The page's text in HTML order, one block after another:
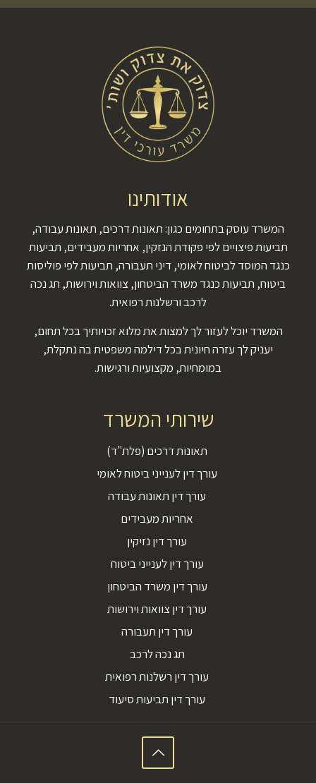
אודותינו
המשרד עוסק בתחומים כגון: תאונות דרכים, תאונות עבודה,
תביעות פיצויים לפי פקודת הנזקין, אחריות מעבידים, תביעות
כנגד המוסד לביטוח לאומי, דיני תעבורה, תביעות לפי פוליסות
ביטוח, תביעות כנגד משרד הביטחון, צוואות וירושות, תג נכה
לרכב ורשלנות רפואית.
המשרד יוכל לעזור לך למצות את מלוא זכויותיך בכל תחום,
יעניק לך עזרה חיונית בכל דילמה משפטית בה נתקלת,
במומחיות, מקצועיות ורגישות.
שירותי המשרד
תאונות דרכים (פלת"ד)
עורך דין לענייני ביטוח לאומי
עורך דין תאונות עבודה
אחריות מעבידים
עורך דין נזיקין
עורך דין לענייני ביטוח
עורך דין משרד הביטחון
עורך דין צוואות וירושות
עורך דין תעבורה
תג נכה לרכב
עורך דין רשלנות רפואית
עורך דין תביעות סיעוד